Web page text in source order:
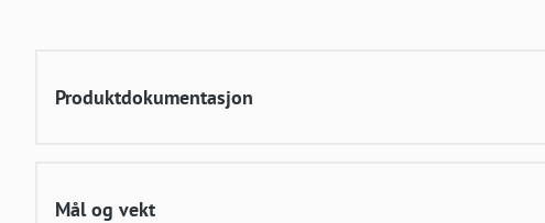
Produktdokumentasjon
Mål og vekt